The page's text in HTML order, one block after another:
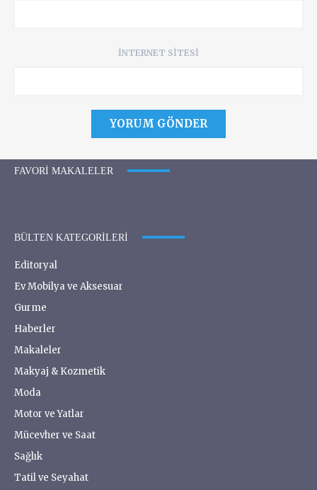
İNTERNET SITESI
FAVORI MAKALELER
BÜLTEN KATEGORILERI
Editoryal
Ev Mobilya ve Aksesuar
Gurme
Haberler
Makaleler
Makyaj & Kozmetik
Moda
Motor ve Yatlar
Mücevher ve Saat
Sağlık
Tatil ve Seyahat